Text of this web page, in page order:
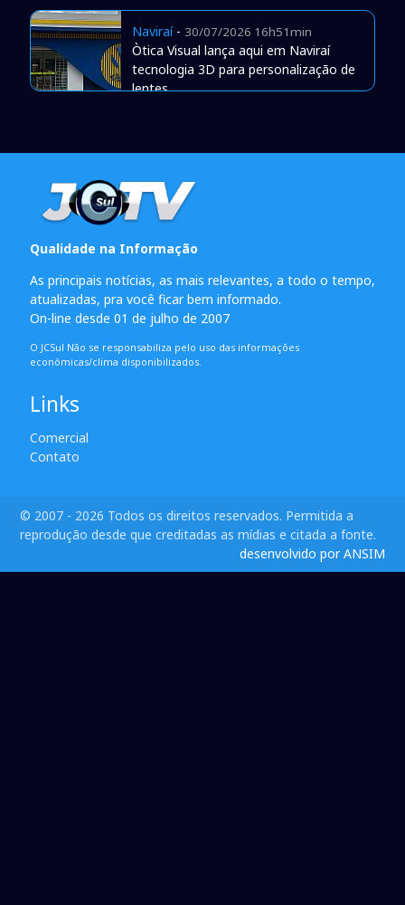
Naviraí- 30/07/2026 16h51min
Òtica Visual lança aqui em Naviraí
tecnologia 3D para personalização de
lentes
Qualidade na Informação
As principais notícias, as mais relevantes, a todo o tempo,
atualizadas, pra você ficar bem informado.
On-line desde 01 de julho de 2007
O JCSul Não se responsabiliza pelo uso das informações
econômicas/clima disponibilizados.
Links
Comercial
Contato
© 2007 - 2026 Todos os direitos reservados. Permitida a
reprodução desde que creditadas as mídias e citada a fonte.
desenvolvido por ANSIM